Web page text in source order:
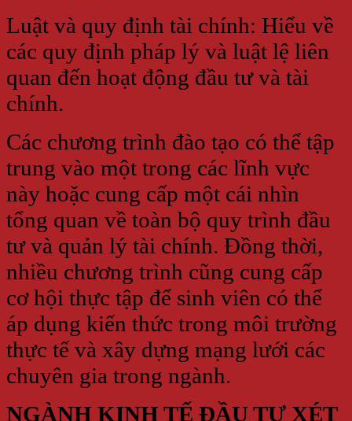
Luật và quy định tài chính: Hiểu về
các quy định pháp lý và luật lệ liên
quan đến hoạt động đầu tư và tài
chính.
Các chương trình đào tạo có thể tập
trung vào một trong các lĩnh vực
này hoặc cung cấp một cái nhìn
tổng quan về toàn bộ quy trình đầu
tư và quản lý tài chính. Đồng thời,
nhiều chương trình cũng cung cấp
cơ hội thực tập để sinh viên có thể
áp dụng kiến thức trong môi trường
thực tế và xây dựng mạng lưới các
chuyên gia trong ngành.
NGÀNH KINH TẾ ĐẦU TƯ XÉT